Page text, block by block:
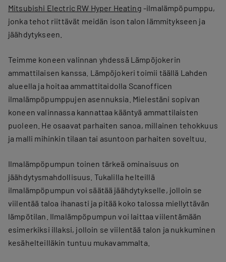
Mitsubishi Electric RW Hyper Heating -ilmalämpöpumppu,
jonka tehot riittävät meidän ison talon lämmitykseen ja
jäähdytykseen.
Teimme koneen valinnan yhdessä Lämpöjokerin
ammattilaisen kanssa. Lämpöjokeri toimii täällä Lahden
alueella ja hoitaa ammattitaidolla Scanofficen
ilmalämpöpumppujen asennuksia. Mielestäni sopivan
koneen valinnassa kannattaa kääntyä ammattilaisten
puoleen. He osaavat parhaiten sanoa, millainen tehokkuus
ja malli mihinkin tilaan tai asuntoon parhaiten soveltuu.
Ilmalämpöpumpun toinen tärkeä ominaisuus on
jäähdytysmahdollisuus. Tukalilla helteillä
ilmalämpöpumpun voi säätää jäähdytykselle, jolloin se
viilentää taloa ihanasti ja pitää koko talossa miellyttävän
lämpötilan. Ilmalämpöpumpun voi laittaa viilentämään
esimerkiksi illaksi, jolloin se viilentää talon ja nukkuminen
kesähelteilläkin tuntuu mukavammalta.